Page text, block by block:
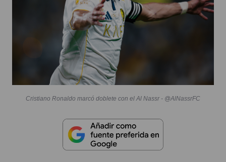
Cristiano Ronaldo marcó doblete con el Al Nassr - @AlNassrFC